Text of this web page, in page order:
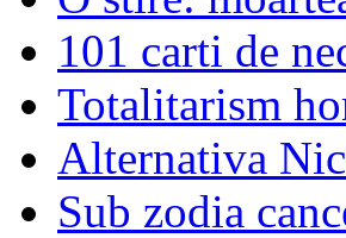
101 carti de
Totalitarism
Alternativa
Sub zodia